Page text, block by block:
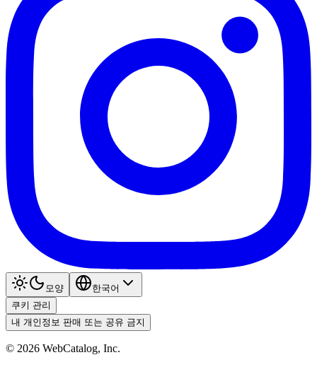
모양
한국어
쿠키 관리
내 개인정보 판매 또는 공유 금지
© 2026 WebCatalog, Inc.